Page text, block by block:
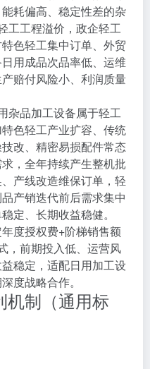
耗偏高、稳定性差的杂
工工程溢价，政企轻工
色轻工集中订单、外贸
用成品次品率低、运维
赔付风险小、利润质量
杂品加工设备属于轻工
色轻工产业扩容、传统
改、精密易损配件常态
，全年持续产生整机批
产线改造维保订单，轻
产销迭代前后需求集中
定、长期收益稳健。
年度授权费+阶梯销售额
，前期投入低、运营风
稳定，适配日用加工设
度战略合作。
机制（通用标